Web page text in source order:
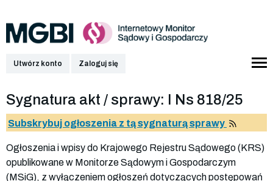
Utwórz konto Zaloguj się
Sygnatura akt / sprawy: I Ns 818/25
Subskrybuj ogłoszenia z tą sygnaturą sprawy
Ogłoszenia i wpisy do Krajowego Rejestru Sądowego (KRS)
opublikowane w Monitorze Sądowym i Gospodarczym
(MSiG), z wyłączeniem ogłoszeń dotyczących postępowań